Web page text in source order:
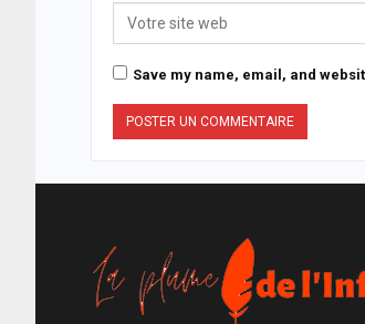
Save my name, email, and